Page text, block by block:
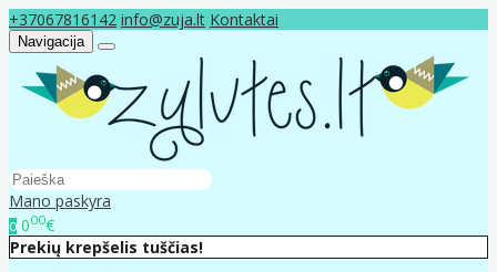
+37067816142 info@zuja.lt Kontaktai
Navigacija
Mano paskyra
0 000€
Prekių krepšelis tuščias!